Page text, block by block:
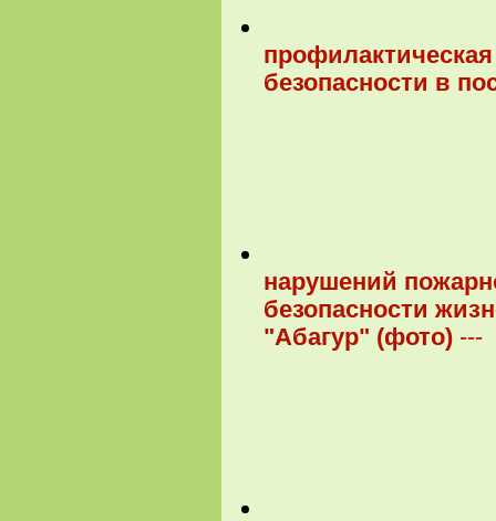
безопасности в
нарушений
безопасности
"Абагур" (фото) ---